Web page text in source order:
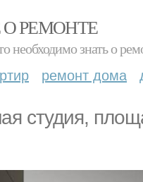
О РЕМОНТЕ
необходимо знать о
ремонт дома
студия,